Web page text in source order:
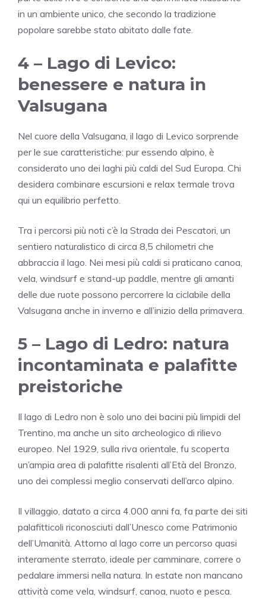
in un ambiente unico, che secondo la tradizione
popolare sarebbe stato abitato dalle fate.
4 – Lago di Levico:
benessere e natura in
Valsugana
Nel cuore della Valsugana, il lago di Levico sorprende
per le sue caratteristiche: pur essendo alpino, è
considerato uno dei laghi più caldi del Sud Europa. Chi
desidera combinare escursioni e relax termale trova
qui un equilibrio perfetto.
Tra i percorsi più noti c’è la Strada dei Pescatori, un
sentiero naturalistico di circa 8,5 chilometri che
abbraccia il lago. Nei mesi più caldi si praticano canoa,
vela, windsurf e stand-up paddle, mentre gli amanti
delle due ruote possono percorrere la ciclabile della
Valsugana anche in inverno e all’inizio della primavera.
5 – Lago di Ledro: natura
incontaminata e palafitte
preistoriche
Il lago di Ledro non è solo uno dei bacini più limpidi del
Trentino, ma anche un sito archeologico di rilievo
europeo. Nel 1929, sulla riva orientale, fu scoperta
un’ampia area di palafitte risalenti all’Età del Bronzo,
uno dei complessi meglio conservati dell’arco alpino.
Il villaggio, datato a circa 4.000 anni fa, fa parte dei siti
palafitticoli riconosciuti dall’Unesco come Patrimonio
dell’Umanità. Attorno al lago corre un percorso quasi
interamente sterrato, ideale per camminare, correre o
pedalare immersi nella natura. In estate non mancano
attività come vela, windsurf, canoa, nuoto e pesca.